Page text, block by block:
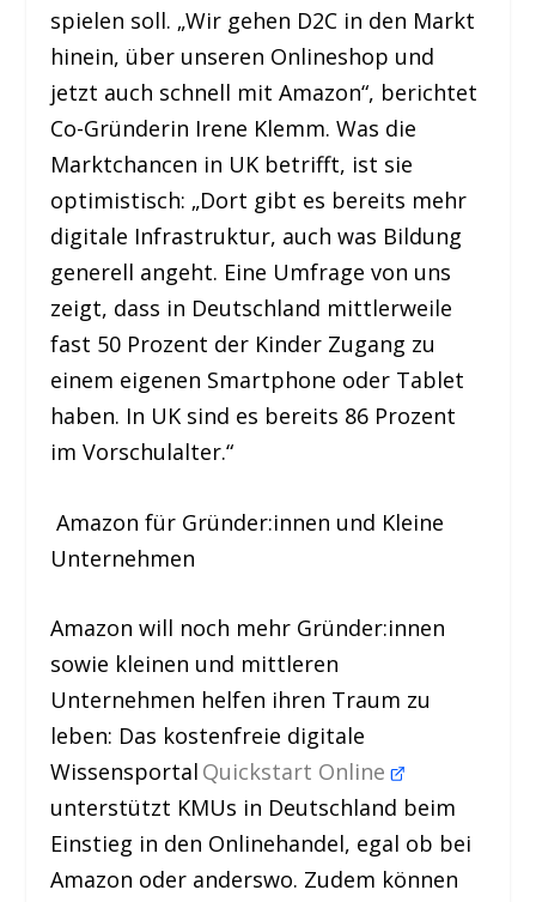
spielen soll. „Wir gehen D2C in den Markt
hinein, über unseren Onlineshop und
jetzt auch schnell mit Amazon“, berichtet
Co-Gründerin Irene Klemm. Was die
Marktchancen in UK betrifft, ist sie
optimistisch: „Dort gibt es bereits mehr
digitale Infrastruktur, auch was Bildung
generell angeht. Eine Umfrage von uns
zeigt, dass in Deutschland mittlerweile
fast 50 Prozent der Kinder Zugang zu
einem eigenen Smartphone oder Tablet
haben. In UK sind es bereits 86 Prozent
im Vorschulalter.“
Amazon für Gründer:innen und Kleine
Unternehmen
Amazon will noch mehr Gründer:innen
sowie kleinen und mittleren
Unternehmen helfen ihren Traum zu
leben: Das kostenfreie digitale
Wissensportal Quickstart Online
unterstützt KMUs in Deutschland beim
Einstieg in den Onlinehandel, egal ob bei
Amazon oder anderswo. Zudem können